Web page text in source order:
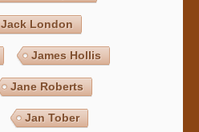
Jack London
James Hollis
Jane Roberts
Jan Tober